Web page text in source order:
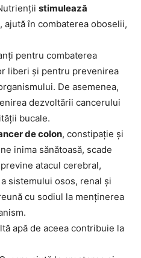
stimulează
, ajută în combaterea oboselii,
pentru combaterea
liberi și pentru prevenirea
De asemenea,
dezvoltării cancerului
bucale.
de colon, constipație și
inima sănătoasă, scade
atacul cerebral,
sistemului osos, renal și
cu sodiul la menținerea
apă de aceea contribuie la